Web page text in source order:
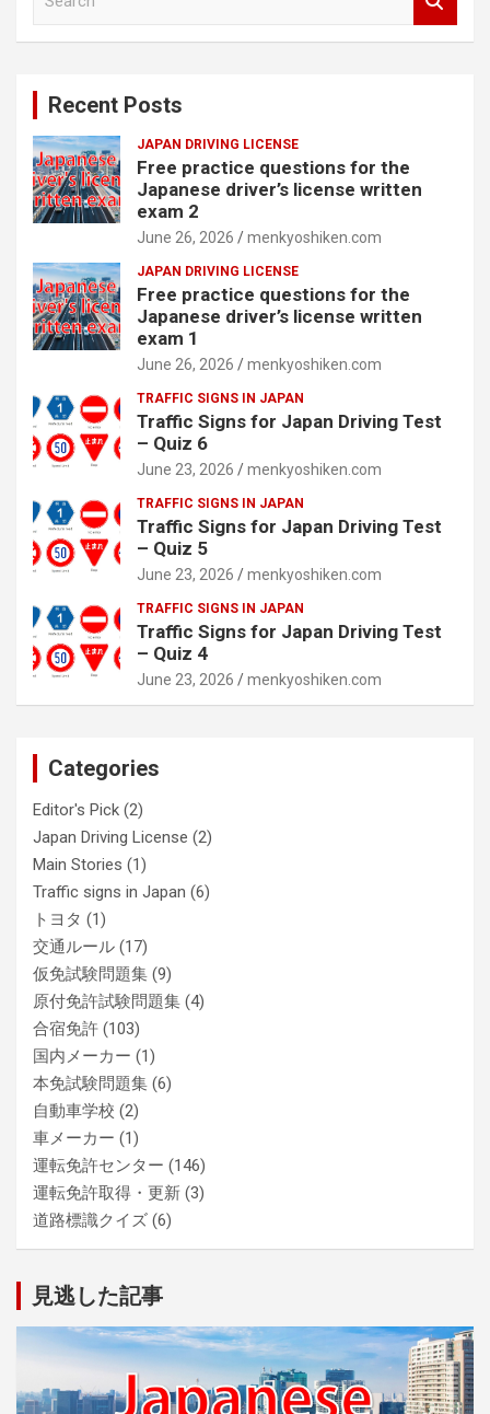
Recent Posts
JAPAN DRIVING LICENSE
Free practice questions for the
Japanese driver’s license written
exam 2
June 26, 2026 menkyoshiken.com
JAPAN DRIVING LICENSE
Free practice questions for the
Japanese driver’s license written
exam 1
June 26, 2026 menkyoshiken.com
TRAFFIC SIGNS IN JAPAN
Traffic Signs for Japan Driving Test
– Quiz 6
June 23, 2026 menkyoshiken.com
TRAFFIC SIGNS IN JAPAN
Traffic Signs for Japan Driving Test
– Quiz 5
June 23, 2026 menkyoshiken.com
TRAFFIC SIGNS IN JAPAN
Traffic Signs for Japan Driving Test
– Quiz 4
June 23, 2026 menkyoshiken.com
Categories
Editor's Pick (2)
Japan Driving License (2)
Main Stories (1)
Traffic signs in Japan (6)
トヨタ (1)
交通ルール (17)
仮免試験問題集 (9)
原付免許試験問題集 (4)
合宿免許 (103)
国内メーカー (1)
本免試験問題集 (6)
自動車学校 (2)
車メーカー (1)
運転免許センター (146)
運転免許取得・更新 (3)
道路標識クイズ (6)
見逃した記事